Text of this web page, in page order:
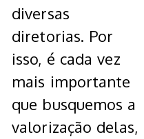
diversas
diretorias. Por
isso, é cada vez
mais importante
que busquemos a
valorização delas,